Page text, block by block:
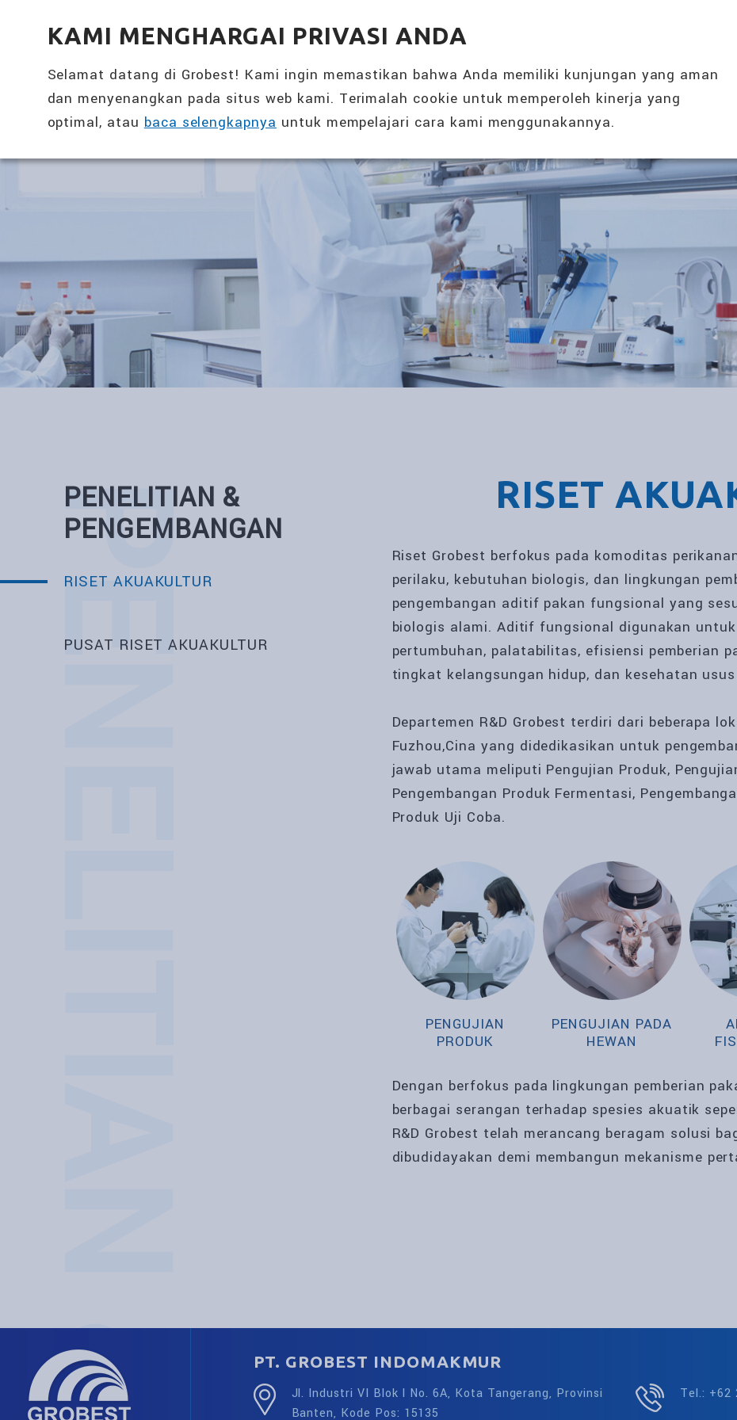
KAMI MENGHARGAI PRIVASI ANDA
Selamat datang di Grobest! Kami ingin memastikan bahwa Anda memiliki kunjungan yang aman
dan menyenangkan pada situs web kami. Terimalah cookie untuk memperoleh kinerja yang
optimal, ataubaca selengkapnyauntuk mempelajari cara kami menggunakannya.
全興國際水產股份有限公司 SOLUSI NUTRISI 360°
TENTANG KAMI
PENELITIAN &
PENGEMBANGAN
RISET AKUAKULTUR
PUSAT RISET AKUAKULTUR
RISET
Riset Grobest berfokus pada komoditas
perilaku, kebutuhan biologis, dan lingkungan
pengembangan aditif pakan fungsional yang
biologis alami. Aditif fungsional digunakan
pertumbuhan, palatabilitas, efisiensi pemberian
tingkat kelangsungan hidup, dan kesehatan
Departemen R&D Grobest terdiri dari beberapa
Fuzhou,Cina yang didedikasikan untuk
jawab utama meliputi Pengujian Produk,
Pengembangan Produk Fermentasi,
Produk Uji Coba.
PENGUJIAN
PRODUK
PENGUJIAN PADA
HEWAN
Dengan berfokus pada lingkungan pemberian
berbagai serangan terhadap spesies akuatik
R&D Grobest telah merancang beragam solusi
dibudidayakan demi membangun mekanisme
PT. GROBEST INDOMAKMUR
Jl. Industri VI Blok I No. 6A, Kota Tangerang, Provinsi
Banten, Kode Pos: 15135
Tel.: +62